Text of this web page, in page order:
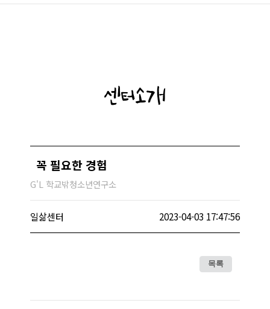
센터소개
꼭 필요한 경험
G'L 학교밖청소년연구소
일삶센터 2023-04-03 17:47:56
목록